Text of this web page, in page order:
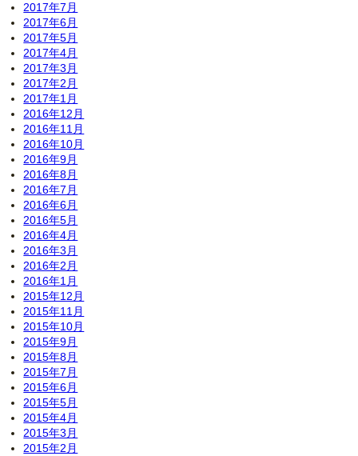
2017年7月
2017年6月
2017年5月
2017年4月
2017年3月
2017年2月
2017年1月
2016年12月
2016年11月
2016年10月
2016年9月
2016年8月
2016年7月
2016年6月
2016年5月
2016年4月
2016年3月
2016年2月
2016年1月
2015年12月
2015年11月
2015年10月
2015年9月
2015年8月
2015年7月
2015年6月
2015年5月
2015年4月
2015年3月
2015年2月